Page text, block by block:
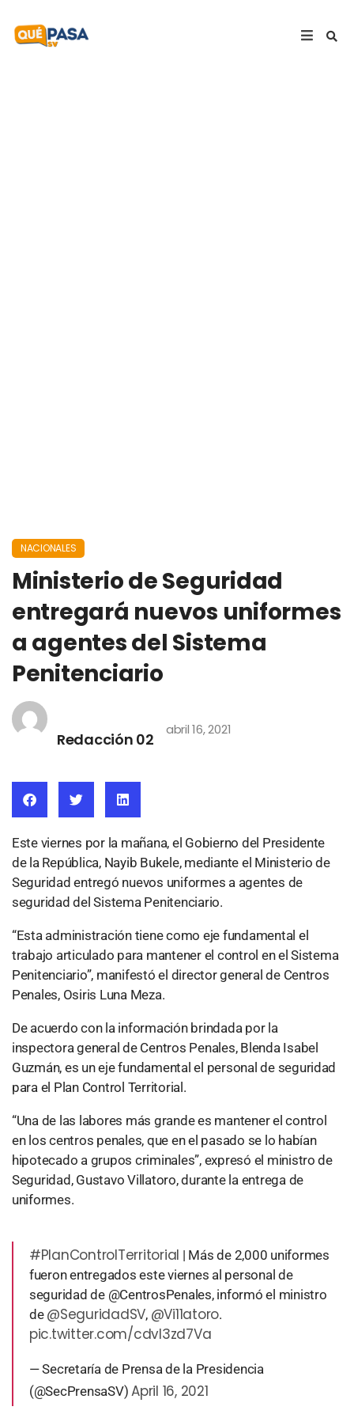
NACIONALES
Ministerio de Seguridad
entregará nuevos uniformes
a agentes del Sistema
Penitenciario
Redacción 02
abril 16, 2021
Este viernes por la mañana, el Gobierno del Presidente
de la República, Nayib Bukele, mediante el Ministerio de
Seguridad entregó nuevos uniformes a agentes de
seguridad del Sistema Penitenciario.
“Esta administración tiene como eje fundamental el
trabajo articulado para mantener el control en el Sistema
Penitenciario”, manifestó el director general de Centros
Penales, Osiris Luna Meza.
De acuerdo con la información brindada por la
inspectora general de Centros Penales, Blenda Isabel
Guzmán, es un eje fundamental el personal de seguridad
para el Plan Control Territorial.
“Una de las labores más grande es mantener el control
en los centros penales, que en el pasado se lo habían
hipotecado a grupos criminales”, expresó el ministro de
Seguridad, Gustavo Villatoro, durante la entrega de
uniformes.
#PlanControlTerritorial | Más de 2,000 uniformes
fueron entregados este viernes al personal de
seguridad de @CentrosPenales, informó el ministro
de @SeguridadSV, @Vi11atoro.
pic.twitter.com/cdvl3zd7Va
— Secretaría de Prensa de la Presidencia
(@SecPrensaSV)April 16, 2021